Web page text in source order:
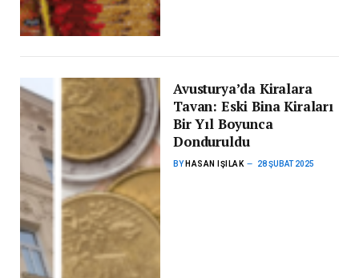
Avusturya’da Kiralara
Tavan: Eski Bina Kiraları
Bir Yıl Boyunca
Donduruldu
BY HASAN IŞILAK 28 ŞUBAT 2025